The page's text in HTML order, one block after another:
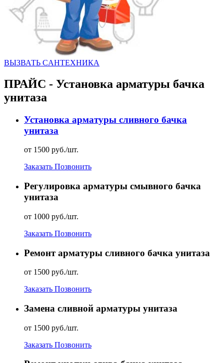
ВЫЗВАТЬ CАНТЕХНИКА
ПРАЙС - Установка арматуры бачка
унитаза
Установка арматуры сливного бачка
унитаза
от 1500 руб./шт.
Заказать Позвонить
Регулировка арматуры смывного бачка
унитаза
от 1000 руб./шт.
Заказать Позвонить
Ремонт арматуры сливного бачка унитаза
от 1500 руб./шт.
Заказать Позвонить
Замена сливной арматуры унитаза
от 1500 руб./шт.
Заказать Позвонить